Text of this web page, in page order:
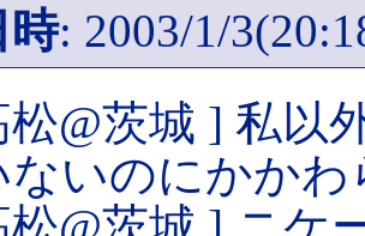
時: 2003/1/
松@茨城 ] 私以
ないのにかか